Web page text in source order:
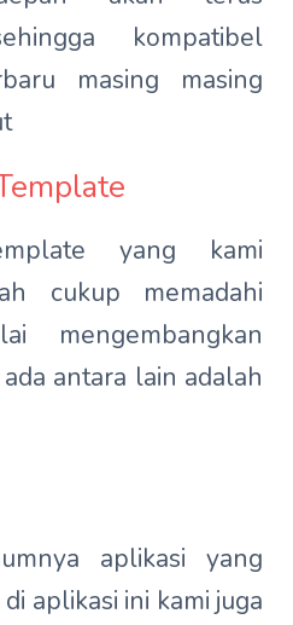
kompatibel
masing masing
yang kami
cukup memadahi
mengembangkan
antara lain adalah
aplikasi yang
aplikasi ini kami juga